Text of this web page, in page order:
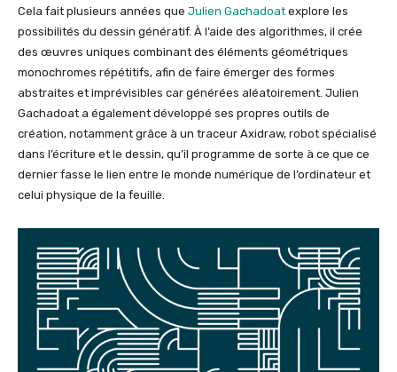
Cela fait plusieurs années que Julien Gachadoat explore les
possibilités du dessin génératif. À l’aide des algorithmes, il crée
des œuvres uniques combinant des éléments géométriques
monochromes répétitifs, afin de faire émerger des formes
abstraites et imprévisibles car générées aléatoirement. Julien
Gachadoat a également développé ses propres outils de
création, notamment grâce à un traceur Axidraw, robot spécialisé
dans l’écriture et le dessin, qu’il programme de sorte à ce que ce
dernier fasse le lien entre le monde numérique de l’ordinateur et
celui physique de la feuille.